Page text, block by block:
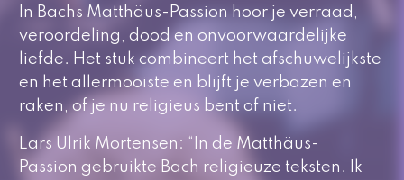
In Bachs Matthäus-Passion hoor je verraad,
veroordeling, dood en onvoorwaardelijke
liefde. Het stuk combineert het afschuwelijkste
en het allermooiste en blijft je verbazen en
raken, of je nu religieus bent of niet.
Lars Ulrik Mortensen: “In de Matthäus-
Passion gebruikte Bach religieuze teksten. Ik